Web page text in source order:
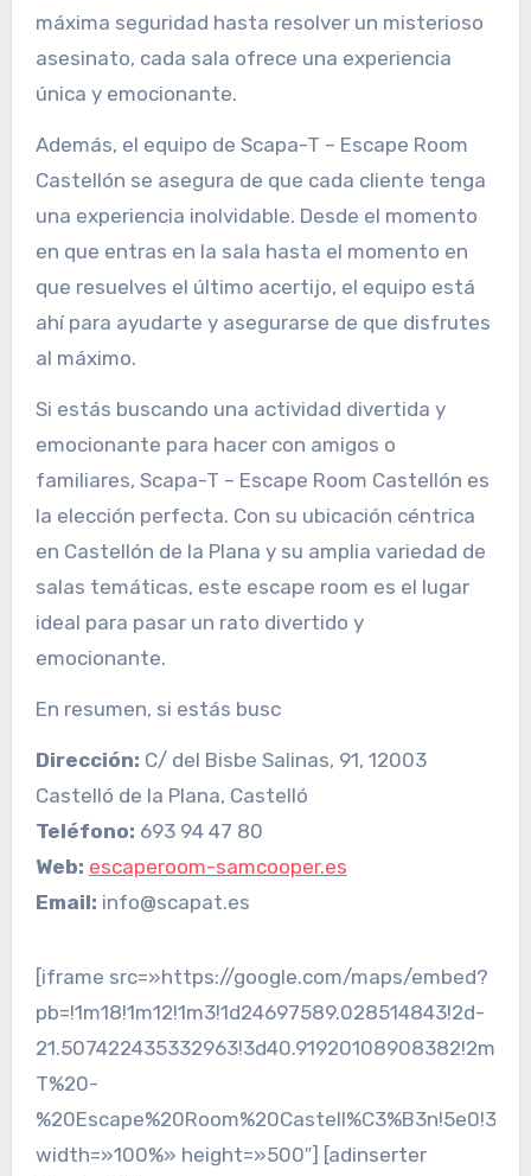
máxima seguridad hasta resolver un misterioso
asesinato, cada sala ofrece una experiencia
única y emocionante.
Además, el equipo de Scapa-T – Escape Room
Castellón se asegura de que cada cliente tenga
una experiencia inolvidable. Desde el momento
en que entras en la sala hasta el momento en
que resuelves el último acertijo, el equipo está
ahí para ayudarte y asegurarse de que disfrutes
al máximo.
Si estás buscando una actividad divertida y
emocionante para hacer con amigos o
familiares, Scapa-T – Escape Room Castellón es
la elección perfecta. Con su ubicación céntrica
en Castellón de la Plana y su amplia variedad de
salas temáticas, este escape room es el lugar
ideal para pasar un rato divertido y
emocionante.
En resumen, si estás busc
Dirección: C/ del Bisbe Salinas, 91, 12003
Castelló de la Plana, Castelló
Teléfono: 693 94 47 80
Web: escaperoom-samcooper.es
Email: info@scapat.es
[iframe src=»https://google.com/maps/embed?
pb=!1m18!1m12!1m3!1d24697589.028514843!2d-
T%20-
width=»100%» height=»500″] [adinserter